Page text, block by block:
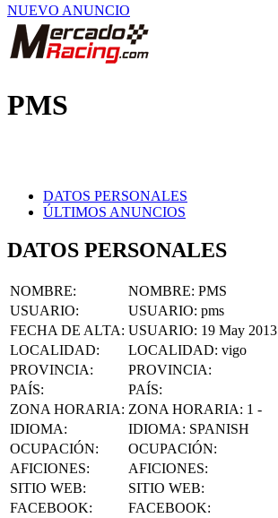
NUEVO ANUNCIO
PMS
DATOS PERSONALES
ÚLTIMOS ANUNCIOS
DATOS PERSONALES
NOMBRE: NOMBRE: PMS
USUARIO: USUARIO: pms
FECHA DE ALTA: USUARIO: 19 May 2013
LOCALIDAD: LOCALIDAD: vigo
PROVINCIA:
PROVINCIA:
PAÍS:
PAÍS:
ZONA HORARIA: ZONA HORARIA: 1 -
IDIOMA: IDIOMA: SPANISH
OCUPACIÓN:
OCUPACIÓN:
AFICIONES:
AFICIONES:
SITIO WEB:
SITIO WEB:
FACEBOOK:
FACEBOOK: